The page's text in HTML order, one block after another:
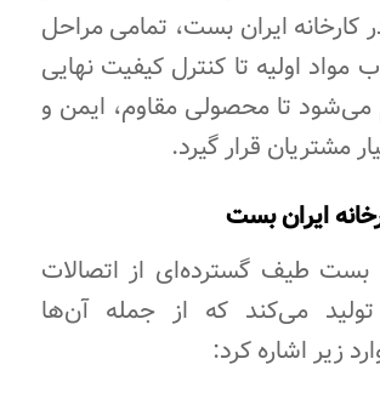
کارخانه ایران بست، تمامی مراحل
مواد اولیه تا کنترل کیفیت نهایی
می‌شود تا محصولی مقاوم، ایمن و
مشتریان قرار گیرد.
ایران بست
بست طیف گسترده‌ای از اتصالات
تولید می‌کند که از جمله آن‌ها
زیر اشاره کرد: